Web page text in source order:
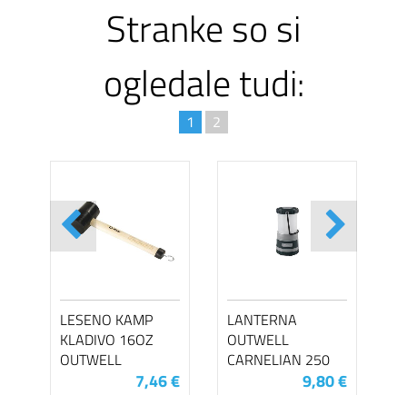
Stranke so si
ogledale tudi:
1 2
LESENO KAMP
KLADIVO 16OZ
OUTWELL
7,46 €
LANTERNA
OUTWELL
CARNELIAN 250
9,80 €